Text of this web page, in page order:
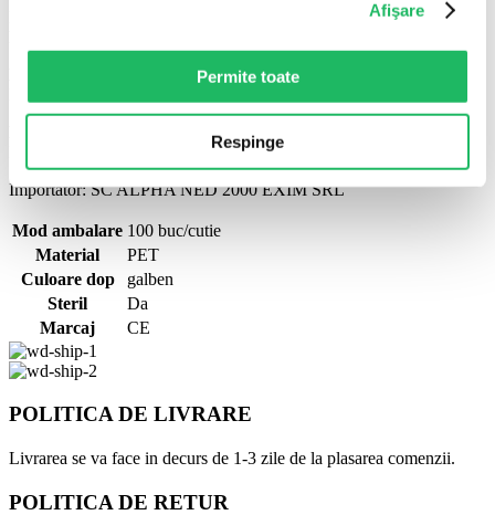
Afişare
Permite toate
Respinge
Prin sistem închis cu vid: tubul se atașează la acul dublu montat în
Da, produsul este ambalat steril, de unică folosință.
Importator: SC ALPHA NED 2000 EXIM SRL
Mod ambalare 100 buc/cutie
Material
PET
Culoare dop
galben
Steril
Da
Marcaj
CE
POLITICA DE LIVRARE
Livrarea se va face in decurs de 1-3 zile de la plasarea comenzii.
POLITICA DE RETUR